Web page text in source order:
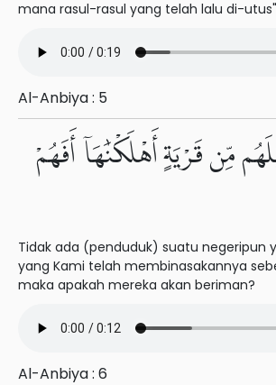
mana rasul-rasul yang telah lalu di-
Al-Anbiya : 5
مِّن قَرْيَةٍ أَهْلَكْنَٰهَآ أَفَهُمْ
Tidak ada (penduduk) suatu negeripun
yang Kami telah membinasakannya
maka apakah mereka akan beriman?
Al-Anbiya : 6